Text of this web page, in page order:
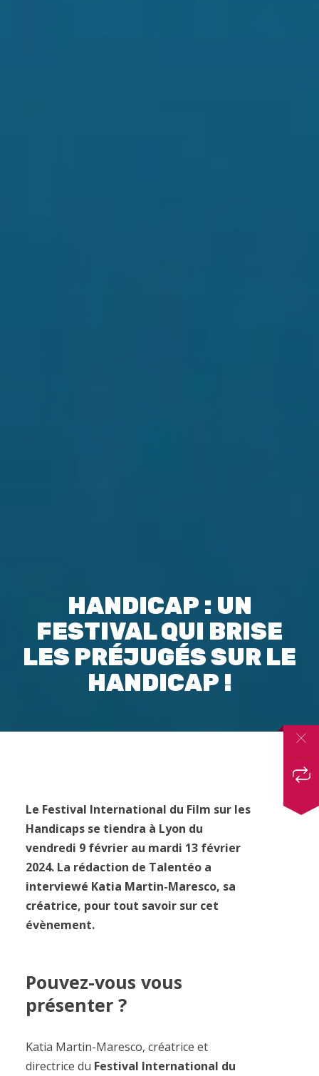
HANDICAP : UN
FESTIVAL QUI BRISE
LES PRÉJUGÉS SUR LE
HANDICAP !
Le Festival International du Film sur les
Handicaps se tiendra à Lyon du
vendredi 9 février au mardi 13 février
2024. La rédaction de Talentéo a
interviewé Katia Martin-Maresco, sa
créatrice, pour tout savoir sur cet
évènement.
Pouvez-vous vous
présenter ?
Katia Martin-Maresco, créatrice et
directrice du Festival International du